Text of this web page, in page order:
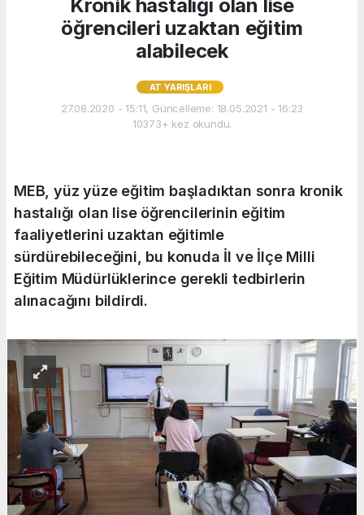
Kronik hastalığı olan lise
öğrencileri uzaktan eğitim
alabilecek
AT YARIŞLARI
27.08.2020 - 15:11, Güncelleme: 18.05.2021 - 16:23
10373+ kez okundu.
MEB, yüz yüze eğitim başladıktan sonra kronik
hastalığı olan lise öğrencilerinin eğitim
faaliyetlerini uzaktan eğitimle
sürdürebileceğini, bu konuda İl ve İlçe Milli
Eğitim Müdürlüklerince gerekli tedbirlerin
alınacağını bildirdi.